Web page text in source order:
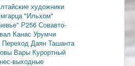
художники
"Ильхом"
Р256 Совавто-
Канас Урумчи
Переход Даян Ташанта
Вары Курортный
выходные